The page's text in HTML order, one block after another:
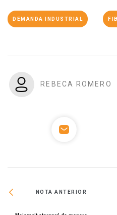
DEMANDA INDUSTRIAL
REBECA ROMERO
NOTA ANTERIOR